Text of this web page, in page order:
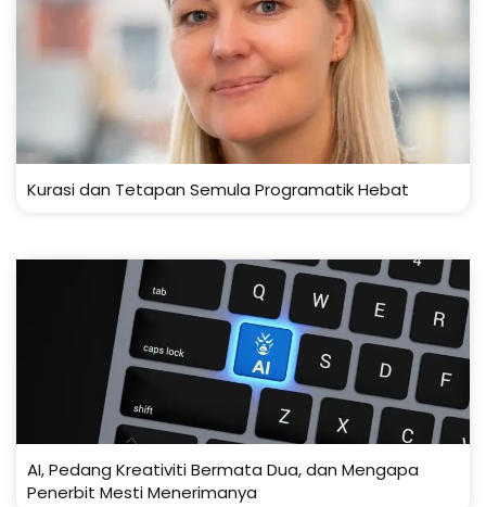
Kurasi dan Tetapan Semula Programatik Hebat
AI, Pedang Kreativiti Bermata Dua, dan Mengapa
Penerbit Mesti Menerimanya